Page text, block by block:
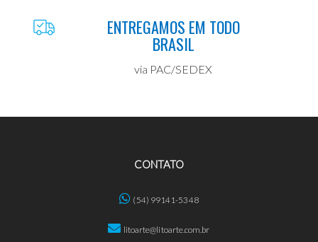
ENTREGAMOS EM TODO
BRASIL
via PAC/SEDEX
CONTATO
(54) 99141-5348
litoarte@litoarte.com.br